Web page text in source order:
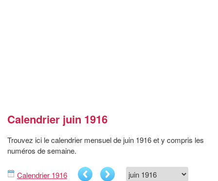
Calendrier juin 1916
Trouvez ici le calendrier mensuel de juin 1916 et y compris les
numéros de semaine.
Calendrier 1916